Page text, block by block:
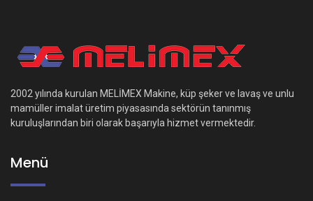
2002 yılında kurulan MELİMEX Makine, küp şeker ve lavaş ve unlu
mamüller imalat üretim piyasasında sektörün tanınmış
kuruluşlarından biri olarak başarıyla hizmet vermektedir.
Menü